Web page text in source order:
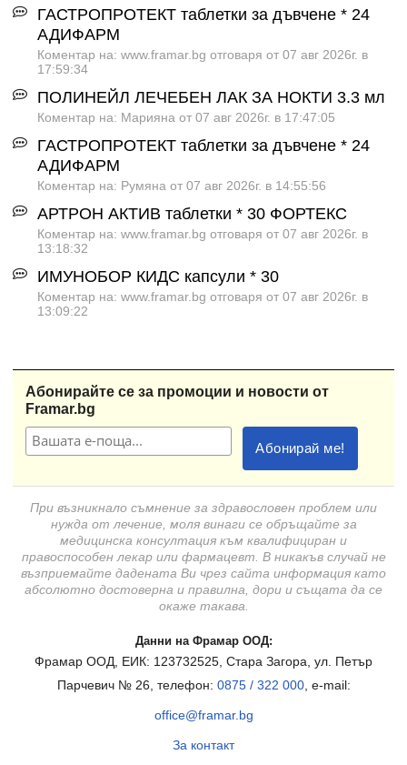
ГАСТРОПРОТЕКТ таблетки за дъвчене * 24
АДИФАРМ
Коментар на: www.framar.bg отговаря от 07 авг 2026г. в
17:59:34
ПОЛИНЕЙЛ ЛЕЧЕБЕН ЛАК ЗА НОКТИ 3.3 мл
Коментар на: Марияна от 07 авг 2026г. в 17:47:05
ГАСТРОПРОТЕКТ таблетки за дъвчене * 24
АДИФАРМ
Коментар на: Румяна от 07 авг 2026г. в 14:55:56
АРТРОН АКТИВ таблетки * 30 ФОРТЕКС
Коментар на: www.framar.bg отговаря от 07 авг 2026г. в
13:18:32
ИМУНОБОР КИДС капсули * 30
Коментар на: www.framar.bg отговаря от 07 авг 2026г. в
13:09:22
Абонирайте се за промоции и новости от
Framar.bg
При възникнало съмнение за здравословен проблем или
нужда от лечение, моля винаги се обръщайте за
медицинска консултация към квалифициран и
правоспособен лекар или фармацевт. В никакъв случай не
възприемайте дадената Ви чрез сайта информация като
абсолютно достоверна и правилна, дори и същата да се
окаже такава.
Данни на Фрамар ООД:
Фрамар ООД, ЕИК: 123732525, Стара Загора, ул. Петър
Парчевич № 26, телефон: 0875 / 322 000, e-mail:
office@framar.bg
За контакт